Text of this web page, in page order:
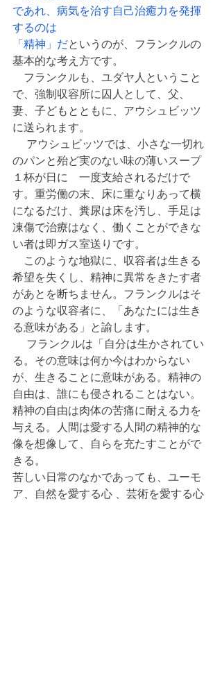
であれ、病気を治す自己治癒力を発揮
するのは
「精神」だというのが、フランクルの
基本的な考え方です。
フランクルも、ユダヤ人ということ
で、強制収容所に囚人として、父、
妻、子どもとともに、アウシュビッツ
に送られます。
のパンと殆ど実のない味の薄いスープ
１杯が日に　一度支給されるだけで
す。重労働の末、床に重なりあって横
になるだけ、糞尿は床を汚し、手足は
凍傷で治療はなく、働くことができな
い者は即ガス室送りです。
このような地獄に、収容者は生きる
希望を失くし、精神に異常をきたす者
があとを断ちません。フランクルはそ
のような収容者に、「あなたには生き
る意味がある」と諭します。
る。その意味は何か今はわからない
が、生きることに意味がある。精神の
自由は、誰にも侵されることはない。
精神の自由は肉体の苦痛に耐える力を
与える。人間は愛する人間の精神的な
像を想像して、自らを充たすことがで
きる。
苦しい日常のなかであっても、ユーモ
ア、自然を愛する心 、芸術を愛する心